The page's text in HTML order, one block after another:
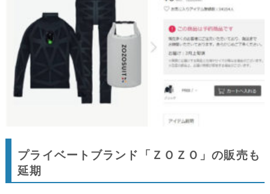
プライベートブランド「ＺＯＺＯ」の販売も
延期